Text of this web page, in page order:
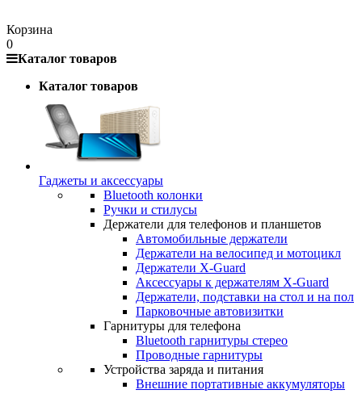
Корзина
0
Каталог товаров
Каталог товаров
Гаджеты и аксессуары
Bluetooth колонки
Ручки и стилусы
Держатели для телефонов и планшетов
Автомобильные держатели
Держатели на велосипед и мотоцикл
Держатели X-Guard
Аксессуары к держателям X-Guard
Держатели, подставки на стол и на пол
Парковочные автовизитки
Гарнитуры для телефона
Bluetooth гарнитуры стерео
Проводные гарнитуры
Устройства заряда и питания
Внешние портативные аккумуляторы